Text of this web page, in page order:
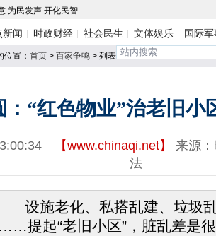
为民发声 开化民智
新闻 时政财经 社会民生 文体娱乐 国际
位置： 首页 > 百家争鸣 > 列表
：“红色物业”治老旧小
【www.chinaqi.net】 来源：
法
设施老化、私搭乱建、垃圾
提起“老旧小区”，脏乱差是